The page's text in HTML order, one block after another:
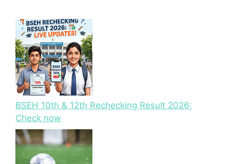
BSEH 10th & 12th Rechecking Result 2026:
Check now